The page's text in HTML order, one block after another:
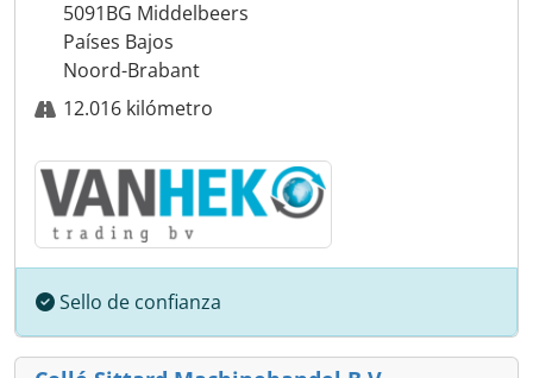
5091BG Middelbeers
Países Bajos
Noord-Brabant
12.016 kilómetro
Sello de confianza